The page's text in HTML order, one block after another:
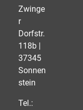
Zwinge
r
Dorfstr.
118b |
37345
Sonnen
stein
Tel.: